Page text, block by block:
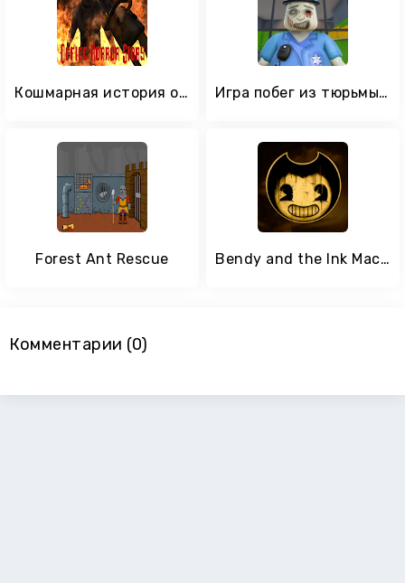
Кошмарная история офиса Игра побег из тюрьмы с зомби
Forest Ant Rescue Bendy and the Ink Machine
Комментарии (0)